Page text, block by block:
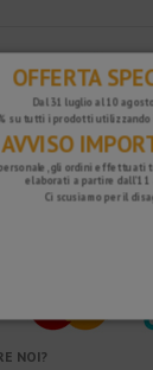
NOI?
OFFERTA
Dal 31 luglio al 10
su tutti i prodotti utilizzando
AVVISO
gli ordini effettuati
elaborati a partire dall'11
Ci scusiamo per il